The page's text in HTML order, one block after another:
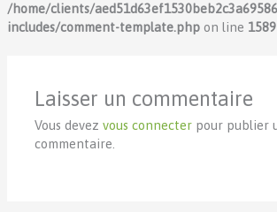
/home/clients/
includes/comment-template.phpon line 1589
Laisser un commentaire
Vous devezvous connecter pour publier
commentaire.